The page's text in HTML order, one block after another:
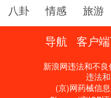
八卦
情感 旅游
导航 客户
新浪网违法和不
违法
(京)网药械信